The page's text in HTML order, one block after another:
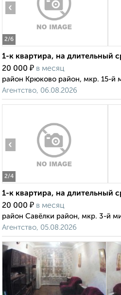
2/6
‹
1-к квартира, на длительный
20 000 ₽ в месяц
район Крюково район, мкр. 15-й
Агентство, 06.08.2026
2/4
‹
1-к квартира, на длительный
20 000 ₽ в месяц
район Савёлки район, мкр. 3-й
Агентство, 05.08.2026